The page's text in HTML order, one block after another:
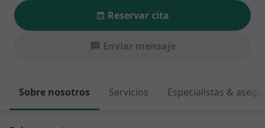
Reservar cita
Enviar mensaje
Sobre nosotros Servicios Especialistas &